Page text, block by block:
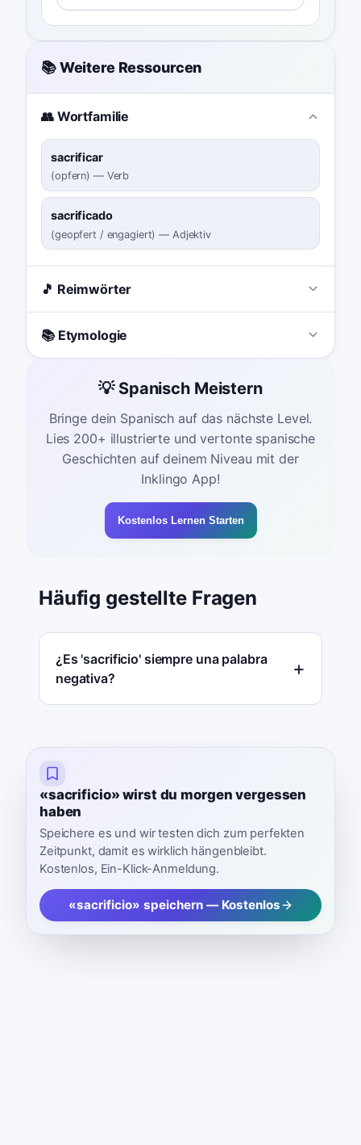
📚 Weitere Ressourcen
👥 Wortfamilie
sacrificar
(opfern) — Verb
sacrificado
(geopfert / engagiert) — Adjektiv
🎵 Reimwörter
📚 Etymologie
💡 Spanisch Meistern
Bringe dein Spanisch auf das nächste Level.
Lies 200+ illustrierte und vertonte spanische
Geschichten auf deinem Niveau mit der
Inklingo App!
Kostenlos Lernen Starten
Häufig gestellte Fragen
¿Es 'sacrificio' siempre una palabra
negativa?
«sacrificio» wirst du morgen vergessen
haben
Speichere es und wir testen dich zum perfekten
Zeitpunkt, damit es wirklich hängenbleibt.
Kostenlos, Ein-Klick-Anmeldung.
«sacrificio» speichern — Kostenlos